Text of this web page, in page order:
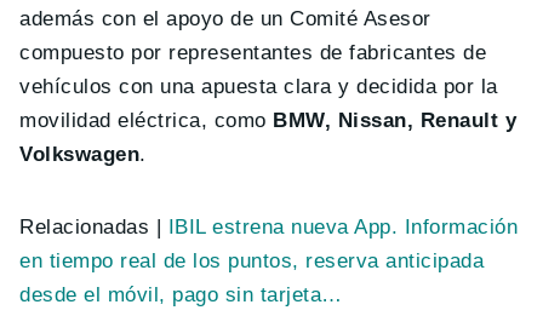
además con el apoyo de un Comité Asesor
compuesto por representantes de fabricantes de
vehículos con una apuesta clara y decidida por la
movilidad eléctrica, como BMW, Nissan, Renault y
Volkswagen.
Relacionadas | IBIL estrena nueva App. Información
en tiempo real de los puntos, reserva anticipada
desde el móvil, pago sin tarjeta…